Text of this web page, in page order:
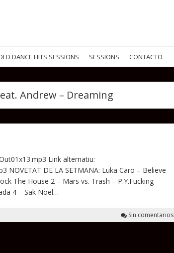
DANCE HITS SESSIONS SESSIONS CONTACTO
Andrew – Dreaming
Link alternatiu:
DE LA SETMANA: Luka Caro – Believe
The House 2 – Mars vs. Trash – P.Y.Fucking
4 – Sak Noel…
Sin comentarios